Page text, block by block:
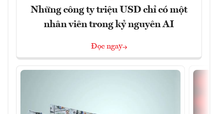
Những công ty triệu USD chỉ có một
nhân viên trong kỷ nguyên AI
Đọc ngay